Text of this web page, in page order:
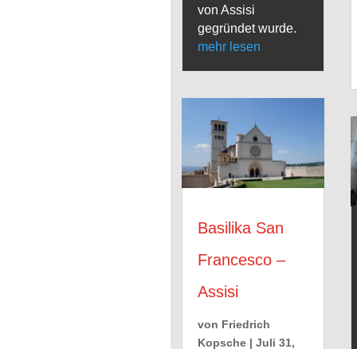
von Assisi
gegründet wurde.
mehr lesen
Basilika San
Francesco –
Assisi
von Friedrich
Kopsche| Juli 31,